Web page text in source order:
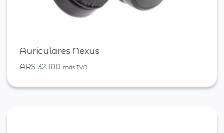
Auriculares Nexus
ARS 32.100 más IVA